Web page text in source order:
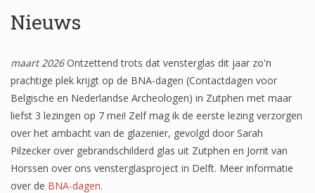
Boordglazen
Omlijsting
Teksten
Onbeschilderd glas
Nieuws
maart 2026Ontzettend trots dat vensterglas dit jaar zo'n
prachtige plek krijgt op de BNA-dagen (Contactdagen voor
Belgische en Nederlandse Archeologen) in Zutphen met maar
liefst 3 lezingen op 7 mei! Zelf mag ik de eerste lezing verzorgen
over het ambacht van de glazenier, gevolgd door Sarah
Pilzecker over gebrandschilderd glas uit Zutphen en Jorrit van
Horssen over ons vensterglasproject in Delft. Meer informatie
over de BNA-dagen.